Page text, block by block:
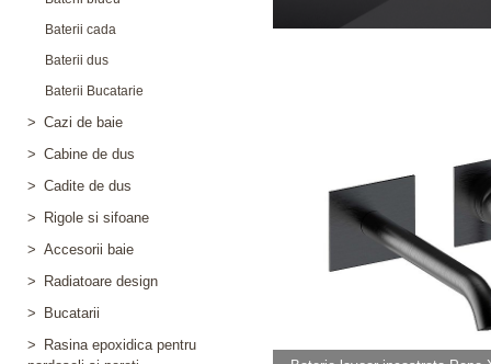
Baterii cada
Baterii dus
Baterii Bucatarie
> Cazi de baie
> Cabine de dus
> Cadite de dus
>
Rigole si sifoane
> Accesorii baie
>
Radiatoare design
>
Bucatarii
>
Rasina epoxidica pentru